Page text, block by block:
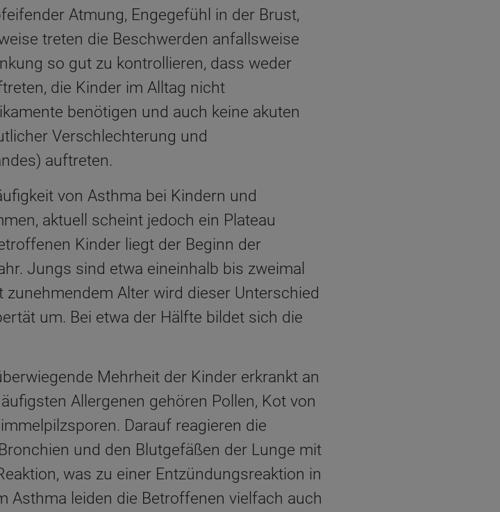
Atmung, Engegefühl in der Brust,
treten die Beschwerden anfallsweise
so gut zu kontrollieren, dass weder
die Kinder im Alltag nicht
benötigen und auch keine akuten
Verschlechterung und
auftreten.
von Asthma bei Kindern und
aktuell scheint jedoch ein Plateau
Kinder liegt der Beginn der
Jungs sind etwa eineinhalb bis zweimal
Alter wird dieser Unterschied
um. Bei etwa der Hälfte bildet sich die
Mehrheit der Kinder erkrankt an
Allergenen gehören Pollen, Kot von
Darauf reagieren die
und den Blutgefäßen der Lunge mit
was zu einer Entzündungsreaktion in
Asthma leiden die Betroffenen vielfach auch